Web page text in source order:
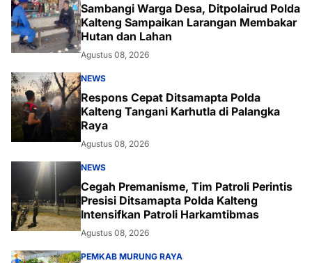
Sambangi Warga Desa, Ditpolairud Polda
Kalteng Sampaikan Larangan Membakar
Hutan dan Lahan
Agustus 08, 2026
NEWS
Respons Cepat Ditsamapta Polda
Kalteng Tangani Karhutla di Palangka
Raya
Agustus 08, 2026
NEWS
Cegah Premanisme, Tim Patroli Perintis
Presisi Ditsamapta Polda Kalteng
Intensifkan Patroli Harkamtibmas
Agustus 08, 2026
PEMKAB MURUNG RAYA